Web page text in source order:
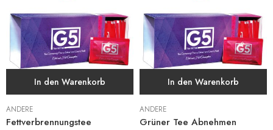
In den Warenkorb
ANDERE
Fettverbrennungstee
In den Warenkorb
ANDERE
Grüner Tee Abnehmen